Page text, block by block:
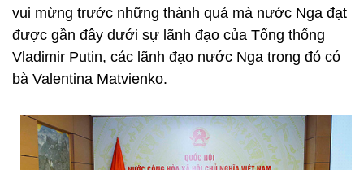
vui mừng trước những thành quả mà nước Nga đạt
được gần đây dưới sự lãnh đạo của Tổng thống
Vladimir Putin, các lãnh đạo nước Nga trong đó có
bà Valentina Matvienko.